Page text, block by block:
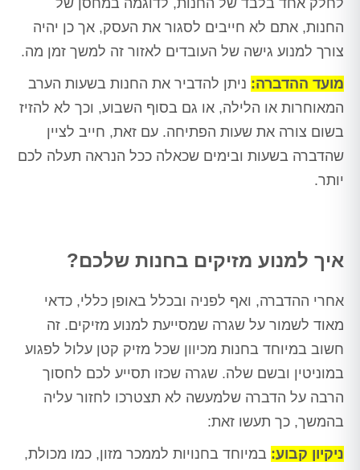
החנות, אתם לא חייבים לסגור את העסק, אך כן יהיה
צורך למנוע גישה של העובדים לאזור זה למשך זמן מה.
מועד ההדברה: ניתן להדביר את החנות בשעות הערב
המאוחרות או הלילה, או גם בסוף השבוע, וכך לא להזיז
בשום צורה את שעות הפתיחה. עם זאת, חייב לציין
שהדברה בשעות ובימים שכאלה ככל הנראה תעלה לכם
יותר.
איך למנוע מזיקים בחנות שלכם?
אחרי ההדברה, ואף לפניה ובכלל באופן כללי, כדאי
מאוד לשמור על שגרה שמסייעת למנוע מזיקים. זה
חשוב במיוחד בחנות מכיוון שכל מזיק קטן עלול לפגוע
במוניטין ובשם שלה. שגרה שכזו תסייע לכם לחסוך
הרבה על הדברה שלמעשה לא תצטרכו לחזור עליה
בהמשך, כך תעשו זאת:
ניקיון קבוע: במיוחד בחנויות לממכר מזון, כמו מכולת,